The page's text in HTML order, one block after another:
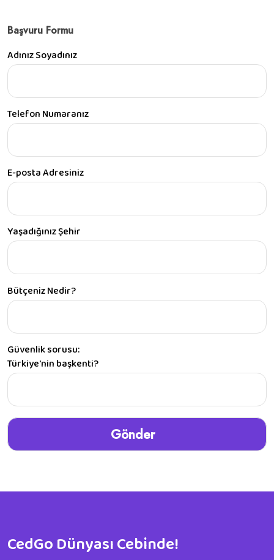
Başvuru Formu
Adınız Soyadınız
Telefon Numaranız
E-posta Adresiniz
Yaşadığınız Şehir
Bütçeniz Nedir?
Güvenlik sorusu:
Türkiye'nin başkenti?
CedGo Dünyası Cebinde!